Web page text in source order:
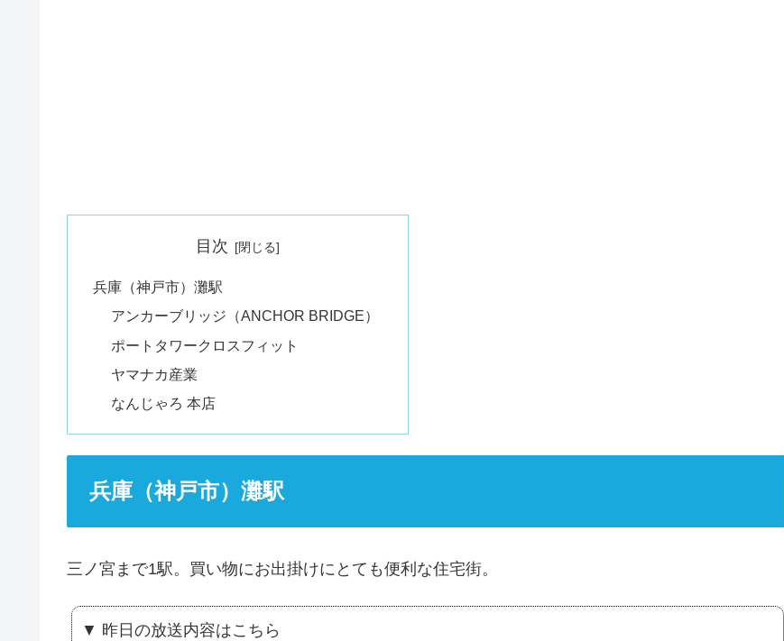
目次
兵庫（神戸市）灘駅
アンカーブリッジ（ANCHOR BRIDGE）
ポートタワークロスフィット
ヤマナカ産業
なんじゃろ 本店
兵庫（神戸市）灘駅
三ノ宮まで1駅。買い物にお出掛けにとても便利な住宅街。
▼ 昨日の放送内容はこちら